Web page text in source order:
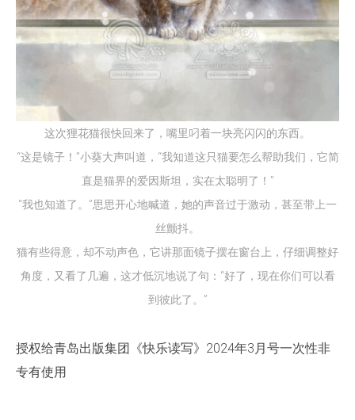
这次狸花猫很快回来了，嘴里叼着一块亮闪闪的东西。
“这是镜子！”小葵大声叫道，“我知道这只猫要怎么帮助我们，它简
直是猫界的爱因斯坦，实在太聪明了！”
“我也知道了。”思思开心地喊道，她的声音过于激动，甚至带上一
丝颤抖。
猫有些得意，却不动声色，它讲那面镜子摆在窗台上，仔细调整好
角度，又看了几遍，这才低沉地说了句：“好了，现在你们可以看
到彼此了。”
授权给青岛出版集团《快乐读写》2024年3月号一次性非
专有使用